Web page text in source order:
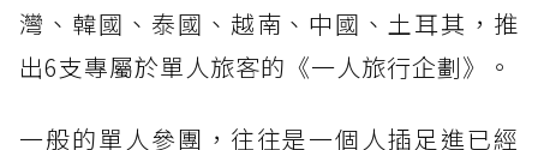
灣、韓國、泰國、越南、中國、土耳其，推
出6支專屬於單人旅客的《一人旅行企劃》。
一般的單人參團，往往是一個人插足進已經